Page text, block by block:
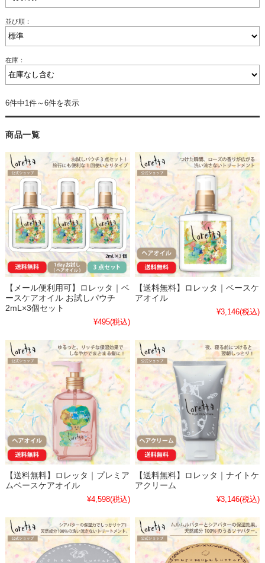
スロウ
並び順：
在庫：
6件中1件～6件を表示
商品一覧
【メール便利用可】ロレッタ｜ベ
ースケアオイル お試しパウチ
2mL×3個セット
¥495(税込)
【送料無料】ロレッタ｜ベースケ
アオイル
¥3,146(税込)
【送料無料】ロレッタ｜プレミア
ムベースケアオイル
¥4,598(税込)
【送料無料】ロレッタ｜ナイトケ
アクリーム
¥3,146(税込)